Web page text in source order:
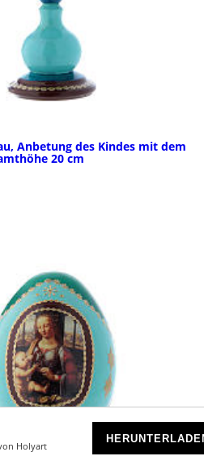
Holyart
Anbetung des Kindes mit dem
20 cm